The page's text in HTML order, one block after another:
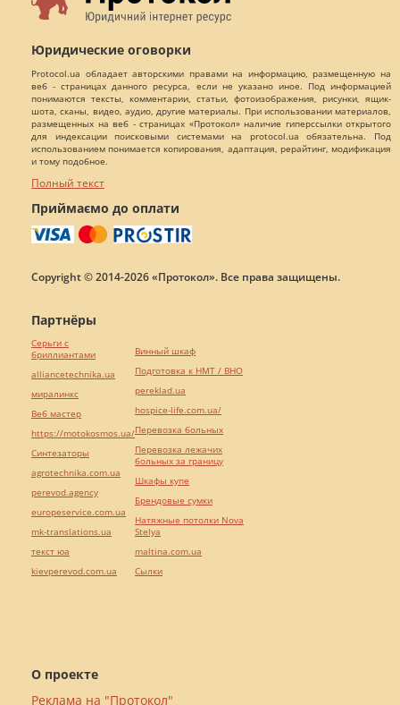
Юридические оговорки
Protocol.ua обладает авторскими правами на информацию, размещенную на
веб - страницах данного ресурса, если не указано иное. Под информацией
понимаются тексты, комментарии, статьи, фотоизображения, рисунки, ящик-
шота, сканы, видео, аудио, другие материалы. При использовании материалов,
размещенных на веб - страницах «Протокол» наличие гиперссылки открытого
для индексации поисковыми системами на protocol.ua обязательна. Под
использованием понимается копирования, адаптация, рерайтинг, модификация
и тому подобное.
Полный текст
Приймаємо до оплати
Copyright © 2014-2026 «Протокол». Все права защищены.
О проекте
Реклама на "Протокол"
Партнёры
Серьги с
бриллиантами
alliancetechnika.ua
миралинкс
Веб мастер
https://motokosmos.ua/
Синтезаторы
agrotechnika.com.ua
perevod.agency
europeservice.com.ua
mk-translations.ua
текст юа
kievperevod.com.ua
Винный шкаф
Подготовка к НМТ / ВНО
pereklad.ua
hospice-life.com.ua/
Перевозка больных
Перевозка лежачих
больных за границу
Шкафы купе
Брендовые сумки
Натяжные потолки Nova
Stelya
maltina.com.ua
Cылки